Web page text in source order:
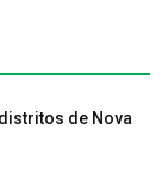
de Nova